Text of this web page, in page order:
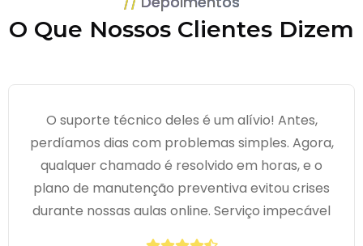
O Que Nossos Clientes Dizem
O suporte técnico deles é um alívio! Antes,
perdíamos dias com problemas simples. Agora,
qualquer chamado é resolvido em horas, e o
plano de manutenção preventiva evitou crises
durante nossas aulas online. Serviço impecável